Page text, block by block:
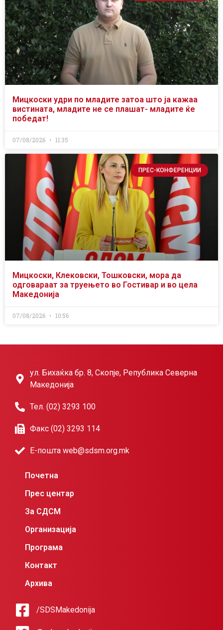
Мицкоски удри по младите затоа што ја кажаа
вистината, младите не се плашат- младите ќе
победат!
07/08/2026 11:35
ПРЕС-КОНФЕРЕНЦИИ
Мицкоски, Клековски, Тошковски, мора да
одговараат за труењето во Гостивар и во цела
Македонија
07/08/2026 10:56
ул. Бихаќка бр. 8, Скопје, Република Северна
Македонија
Тел. (02) 3293 100
Факс (02) 3293 114
Е-пошта web@sdsm.org.mk
Почетна
Прес центар
За СДСМ
Организација
Програма
Контакт
Архива
/SDSMakedonija